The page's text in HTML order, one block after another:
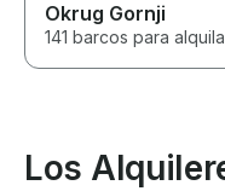
Okrug Gornji
141 barcos para
Los